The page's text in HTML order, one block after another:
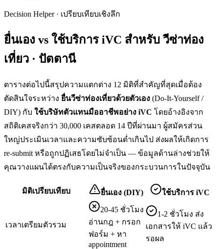
Decision Helper · เปรียบเทียบเชิงลึก
ยื่นเอง vs ใช้บริการ iVC สำหรับวีซ่าท่อง
เที่ยว · ปัตตานี
ตารางต่อไปนี้สรุปความแตกต่าง 12 มิติที่สำคัญที่สุดเมื่อต้อง
ตัดสินใจระหว่าง ยื่นวีซ่าท่องเที่ยวด้วยตัวเอง (Do-It-Yourself /
DIY) กับ ใช้บริษัทตัวแทนมืออาชีพอย่าง iVC โดยอ้างอิงจาก
สถิติเคสจริงกว่า 30,000 เคสตลอด 14 ปีที่ผ่านมา ผู้สมัครส่วน
ใหญ่ประเมินเวลาและความซับซ้อนต่ำเกินไป ส่งผลให้เกิดการ
re-submit หรือถูกปฏิเสธโดยไม่จำเป็น — ข้อมูลด้านล่างช่วยให้
คุณวางแผนได้ตรงกับความเป็นจริงของกระบวนการในปัจจุบัน
มิติเปรียบเทียบ ยื่นเอง (DIY) ใช้บริการ iVC
เวลาเตรียมตัวรวม
20-45 ชั่วโมง
อ่านกฎ + กรอก
ฟอร์ม + หา
appointment
1-2 ชั่วโมง ส่ง
เอกสารให้ iVC แล้ว
รอผล